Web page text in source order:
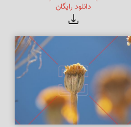
دانلود رایگان